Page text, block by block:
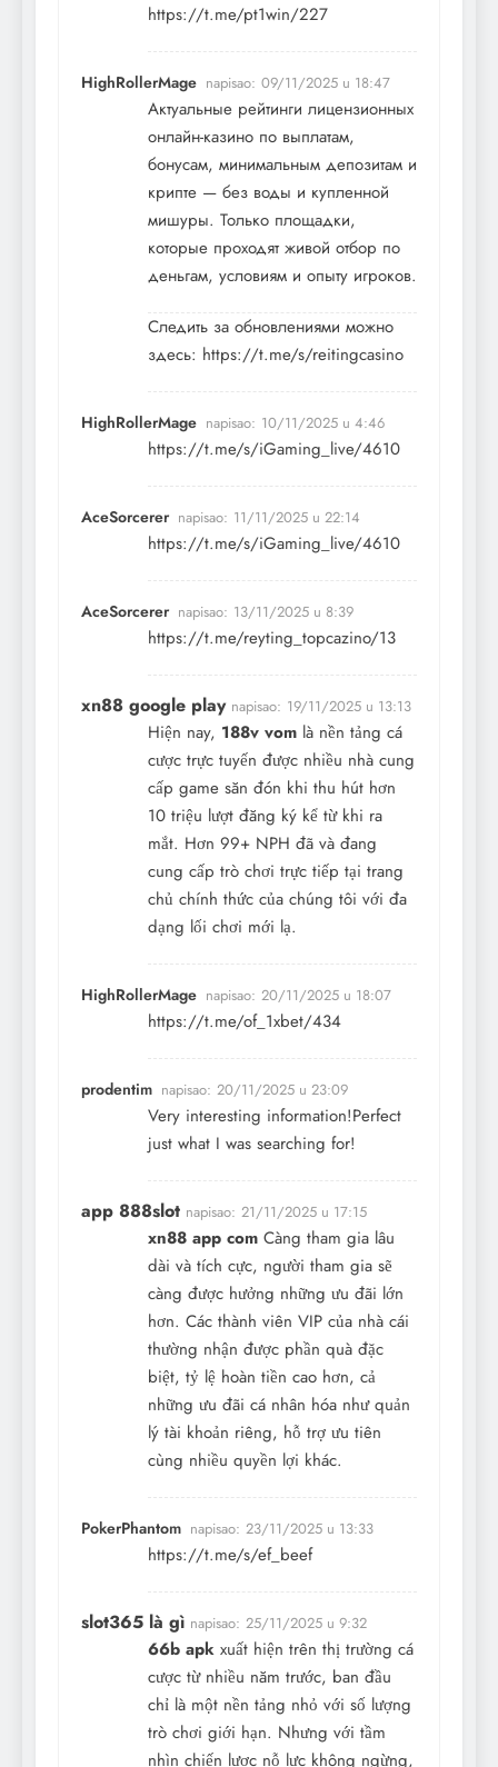
https://t.me/pt1win/227
HighRollerMage napisao: 09/11/2025 u 18:47
Актуальные рейтинги лицензионных
онлайн-казино по выплатам,
бонусам, минимальным депозитам и
крипте — без воды и купленной
мишуры. Только площадки,
которые проходят живой отбор по
деньгам, условиям и опыту игроков.
Следить за обновлениями можно
здесь: https://t.me/s/reitingcasino
HighRollerMage napisao: 10/11/2025 u 4:46
https://t.me/s/iGaming_live/4610
AceSorcerer napisao: 11/11/2025 u 22:14
https://t.me/s/iGaming_live/4610
AceSorcerer napisao: 13/11/2025 u 8:39
https://t.me/reyting_topcazino/13
xn88 google play napisao: 19/11/2025 u 13:13
Hiện nay, 188v vom là nền tảng cá
cược trực tuyến được nhiều nhà cung
cấp game săn đón khi thu hút hơn
10 triệu lượt đăng ký kể từ khi ra
mắt. Hơn 99+ NPH đã và đang
cung cấp trò chơi trực tiếp tại trang
chủ chính thức của chúng tôi với đa
dạng lối chơi mới lạ.
HighRollerMage napisao: 20/11/2025 u 18:07
https://t.me/of_1xbet/434
prodentim napisao: 20/11/2025 u 23:09
Very interesting information!Perfect
just what I was searching for!
app 888slot napisao: 21/11/2025 u 17:15
xn88 app com Càng tham gia lâu
dài và tích cực, người tham gia sẽ
càng được hưởng những ưu đãi lớn
hơn. Các thành viên VIP của nhà cái
thường nhận được phần quà đặc
biệt, tỷ lệ hoàn tiền cao hơn, cả
những ưu đãi cá nhân hóa như quản
lý tài khoản riêng, hỗ trợ ưu tiên
cùng nhiều quyền lợi khác.
PokerPhantom napisao: 23/11/2025 u 13:33
https://t.me/s/ef_beef
slot365 là gì napisao: 25/11/2025 u 9:32
66b apk xuất hiện trên thị trường cá
cược từ nhiều năm trước, ban đầu
chỉ là một nền tảng nhỏ với số lượng
trò chơi giới hạn. Nhưng với tầm
nhìn chiến lược nỗ lực không ngừng,